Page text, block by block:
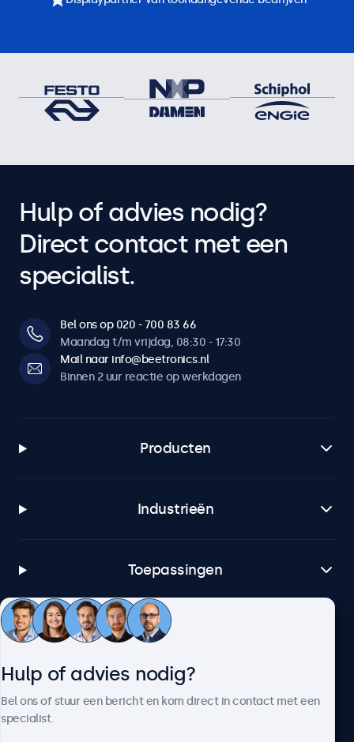
Hulp of advies nodig?
Direct contact met een
specialist.
Bel ons op 020 - 700 83 66
Maandag t/m vrijdag, 08:30 - 17:30
Mail naar info@beetronics.nl
Binnen 2 uur reactie op werkdagen
Producten
Industrieën
Toepassingen
Klantenservice
Hulp of advies nodig?
Bel ons of stuur een bericht en kom direct in contact met een
specialist.